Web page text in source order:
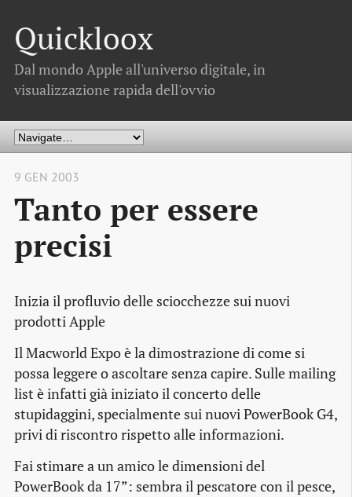
Quickloox
Dal mondo Apple all'universo digitale, in
visualizzazione rapida dell'ovvio
9 GEN 2003
Tanto per essere
precisi
Inizia il profluvio delle sciocchezze sui nuovi
prodotti Apple
Il Macworld Expo è la dimostrazione di come si
possa leggere o ascoltare senza capire. Sulle mailing
list è infatti già iniziato il concerto delle
stupidaggini, specialmente sui nuovi PowerBook G4,
privi di riscontro rispetto alle informazioni.
Fai stimare a un amico le dimensioni del
PowerBook da 17”: sembra il pescatore con il pesce,